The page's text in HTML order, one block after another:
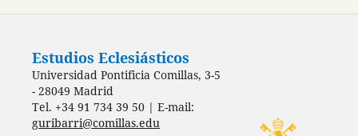
Estudios Eclesiásticos
Universidad Pontificia Comillas, 3-5
- 28049 Madrid
Tel. +34 91 734 39 50 | E-mail:
guribarri@comillas.edu